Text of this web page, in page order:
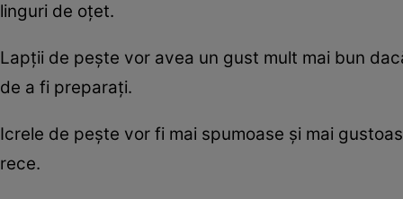
linguri de oţet.
Lapţii de peşte vor avea un gust mult mai bun
de a fi preparaţi.
Icrele de peşte vor fi mai spumoase şi mai
rece.